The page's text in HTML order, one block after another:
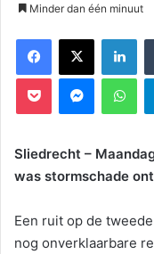
Minder dan één minuut
Facebook
X LinkedIn
Pocket Messenger
Sliedrecht –
was stormschade
Een ruit op de
nog onverklaarbare